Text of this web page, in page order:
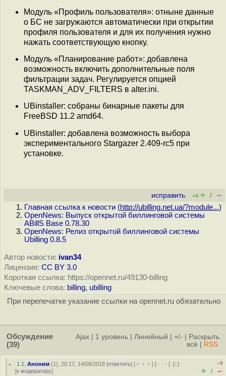
Модуль «Профиль пользователя»: отныне данные
о БС не загружаются автоматически при открытии
профиля пользователя и для их получения нужно
нажать соответствующую кнопку.
Модуль «Планирование работ»: добавлена
возможность включить дополнительные поля
фильтрации задач. Регулируется опцией
TASKMAN_ADV_FILTERS в alter.ini.
UBinstaller: собраны бинарные пакеты для
FreeBSD 11.2 amd64.
UBinstaller: добавлена возможность выбора
экспериментального Stargazer 2.409-rc5 при
установке.
исправить +4 + / –
Главная ссылка к новости (http://ubilling.net.ua/?module...)
OpenNews: Выпуск открытой биллинговой системы
ABillS Base 0.78.30
OpenNews: Релиз открытой биллинговой системы
Ubilling 0.8.5
Автор новости: ivan34
Лицензия: CC BY 3.0
Короткая ссылка: https://opennet.ru/49130-billing
Ключевые слова: billing, ubilling
При перепечатке указание ссылки на opennet.ru обязательно
Обсуждение
(39)
Ajax 1 уровень Линейный +/-
Раскрыть
всё
RSS
1.1 ,Аноним (1), 20:17, 14/08/2018 [ответить] [ ﹢﹢﹢] [ · · ·][↓]
[к модератору]
–9
+ / –